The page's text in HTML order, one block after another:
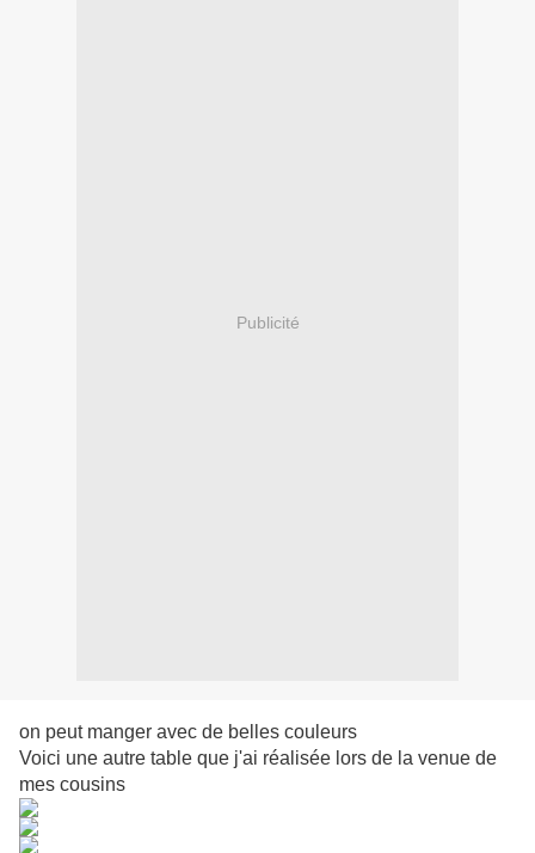
Publicité
on peut manger avec de belles couleurs
Voici une autre table que j'ai réalisée lors de la venue de
mes cousins